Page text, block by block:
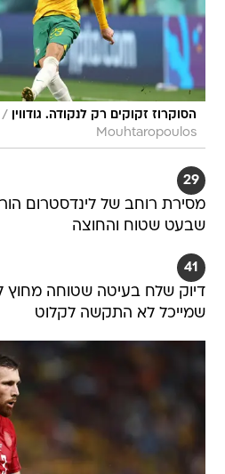
הסוקרוז זקוקים רק לנקודה. גודווין /
Mouhtaropoulos
29
מסירת רוחב של לינדסטרום
שבעט שטוח והחוצה
41
דיוק שלח בעיטה שטוחה
שמייכל לא התקשה לקלוט